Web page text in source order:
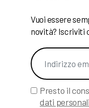
Vuoi essere
novità? Iscriviti
Presto il
dati personali